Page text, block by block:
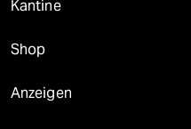
Kantine
Shop
Anzeigen